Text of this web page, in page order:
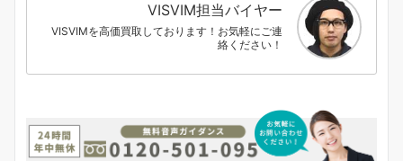
VISVIM担当バイヤー
VISVIMを高価買取しております！お気軽にご連
絡ください！